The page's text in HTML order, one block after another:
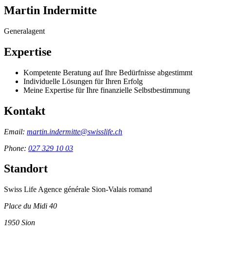
Martin Indermitte
Generalagent
Expertise
Kompetente Beratung auf Ihre Bedürfnisse abgestimmt
Individuelle Lösungen für Ihren Erfolg
Meine Expertise für Ihre finanzielle Selbstbestimmung
Kontakt
Email: martin.indermitte@swisslife.ch
Phone: 027 329 10 03
Standort
Swiss Life Agence générale Sion-Valais romand
Place du Midi 40
1950 Sion